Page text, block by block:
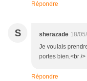
Répondre
S sherazade 18/
Je voulais
portes bien.<br /
Répondre